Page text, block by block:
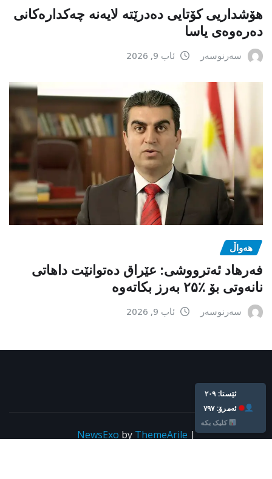
هۆشداریی کۆتایی دەدرێتە لایەنە چەکدارەکانی
دەرەوەی یاسا
سەرنوسەر ئاب 9, 2026
هەواڵ
فەرهاد ئەترووشی: عێراق دەتوانێت داهاتی
نانەوتی بۆ ٪۲۵ بەرز بکاتەوە
سەرنوسەر ئاب 9, 2026
|
NewsExo by ThemeArile
ئێستا: ٢٠٩
ئه‌مرۆ: ٧٩٧
کلیک بکە